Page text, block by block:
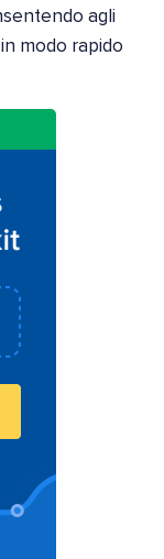
agli
modo rapido